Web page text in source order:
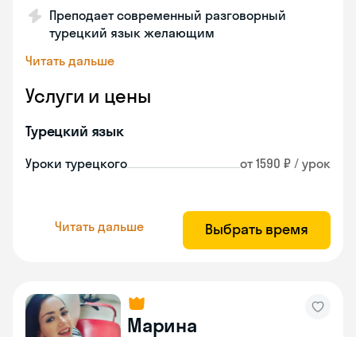
Преподает современный разговорный
турецкий язык желающим
Читать дальше
Услуги и цены
Турецкий язык
Уроки турецкого от 1590 ₽ / урок
Читать дальше Выбрать время
Марина